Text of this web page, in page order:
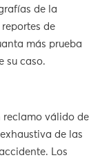
de la
de
más prueba
su caso.
reclamo válido de
de las
Los